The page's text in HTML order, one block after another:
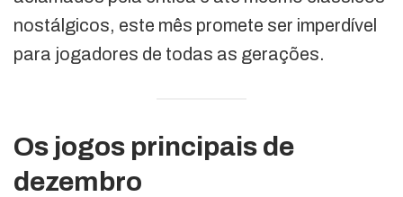
nostálgicos, este mês promete ser imperdível
para jogadores de todas as gerações.
Os jogos principais de
dezembro